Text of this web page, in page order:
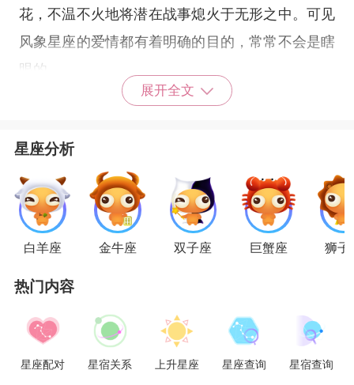
花，不温不火地将潜在战事熄火于无形之中。可见
风象星座的爱情都有着明确的目的，常常不会是瞎
眼的。
他们的家庭意识很强，因而，哪怕是自己不怎么喜
欢的人，但是家人喜欢，家人同意，那他们也就无
所谓了，而天蝎女就是这么个存在。
狮子男
使，企图证明他的最后一点威严。敏感的双鱼女很
明白为何狮子男独独对她这样粗暴，柔顺的、凡事
为他人着想的双鱼女自我催眠：“他凶我，证明他
爱我。”
展开全文
星座分析
白羊座 金牛座 双子座 巨蟹座 狮子
热门内容
星座配对 星宿关系 上升星座 星座查询 星宿查询